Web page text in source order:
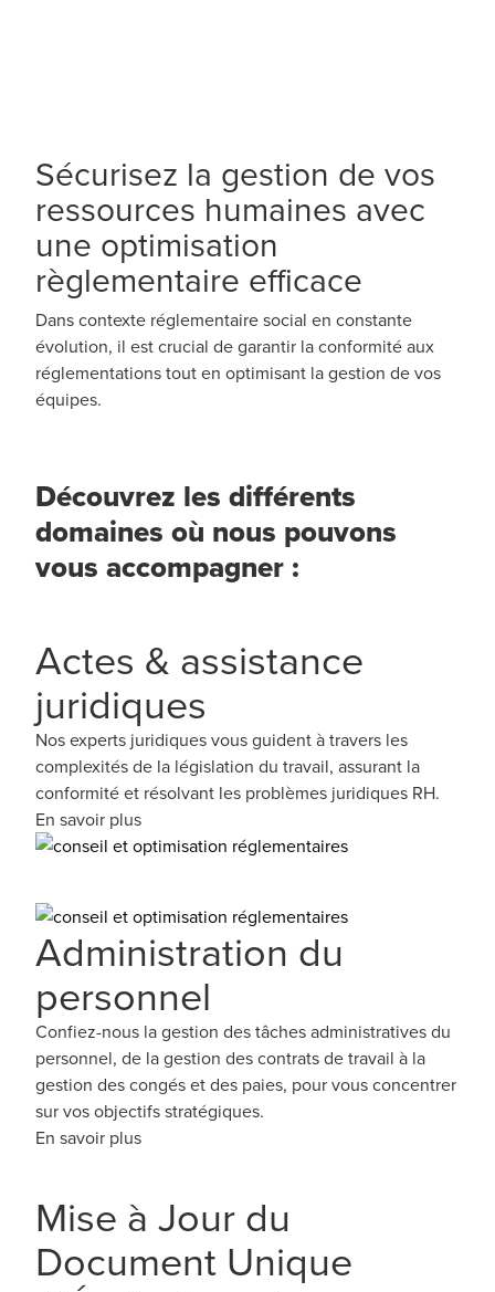
Sécurisez la gestion de vos
ressources humaines avec
une optimisation
règlementaire efficace
Dans contexte réglementaire social en constante
évolution, il est crucial de garantir la conformité aux
réglementations tout en optimisant la gestion de vos
équipes.
Découvrez les différents
domaines où nous pouvons
vous accompagner :
Actes & assistance
juridiques
Nos experts juridiques vous guident à travers les
complexités de la législation du travail, assurant la
conformité et résolvant les problèmes juridiques RH.
En savoir plus
Administration du
personnel
Confiez-nous la gestion des tâches administratives du
personnel, de la gestion des contrats de travail à la
gestion des congés et des paies, pour vous concentrer
sur vos objectifs stratégiques.
En savoir plus
Mise à Jour du
Document Unique